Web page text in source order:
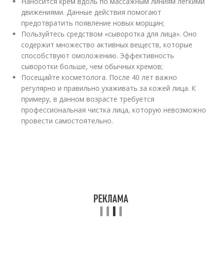
движениями. Данные действия помогают
предотвратить появление новых морщин;
Пользуйтесь средством «сыворотка для лица». Оно
содержит множество активных веществ, которые
способствуют омоложению. Эффективность
сыворотки больше, чем обычных кремов;
Посещайте косметолога. После 40 лет важно
регулярно и правильно ухаживать за кожей лица. К
примеру, в данном возрасте требуется
профессиональная чистка лица, которую невозможно
провести самостоятельно.